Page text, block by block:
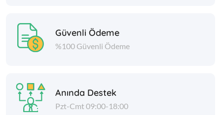
Güvenli Ödeme
%100 Güvenli Ödeme
Anında Destek
Pzt-Cmt 09:00-18:00